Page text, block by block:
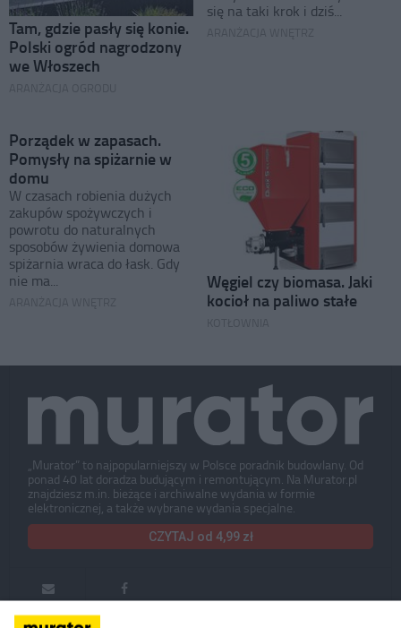
Tam, gdzie pasły się konie.
Polski ogród nagrodzony
we Włoszech
się na taki krok i dziś...
Porządek w zapasach.
Pomysły na spiżarnie w
domu
W czasach robienia dużych
zakupów spożywczych i
powrotu do naturalnych
sposobów żywienia domowa
spiżarnia wraca do łask. Gdy
nie ma...
Węgiel czy biomasa. Jaki
kocioł na paliwo stałe
„Murator” to najpopularniejszy w Polsce poradnik budowlany. Od
ponad 40 lat doradza budującym i remontującym. Na Murator.pl
znajdziesz m.in. bieżące i archiwalne wydania w formie
elektronicznej, a także wybrane wydania specjalne.
CZYTAJ od 4,99 zł